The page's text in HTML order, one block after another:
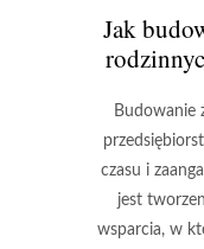
Jak
Budowanie
czasu i
jest
wsparcia, w